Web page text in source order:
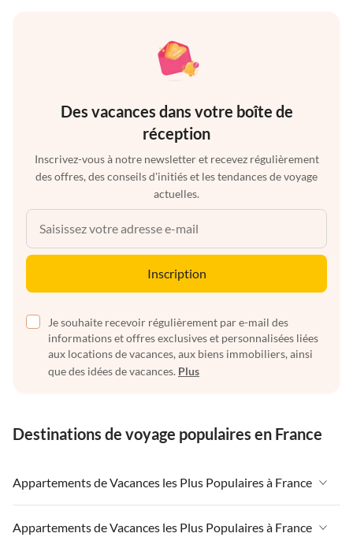
Des vacances dans votre boîte de
réception
Inscrivez-vous à notre newsletter et recevez régulièrement
des offres, des conseils d'initiés et les tendances de voyage
actuelles.
Inscription
Je souhaite recevoir régulièrement par e-mail des
informations et offres exclusives et personnalisées liées
aux locations de vacances, aux biens immobiliers, ainsi
que des idées de vacances. Plus
Destinations de voyage populaires en France
Appartements de Vacances les Plus Populaires à France
Appartements de Vacances à France
Appartements de Vacances les Plus Populaires à France